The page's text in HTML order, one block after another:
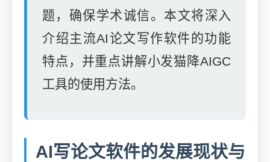
题，确保学术诚信。本文将深入
介绍主流AI论文写作软件的功能
特点，并重点讲解小发猫降AIGC
工具的使用方法。
AI写论文软件的发展现状与